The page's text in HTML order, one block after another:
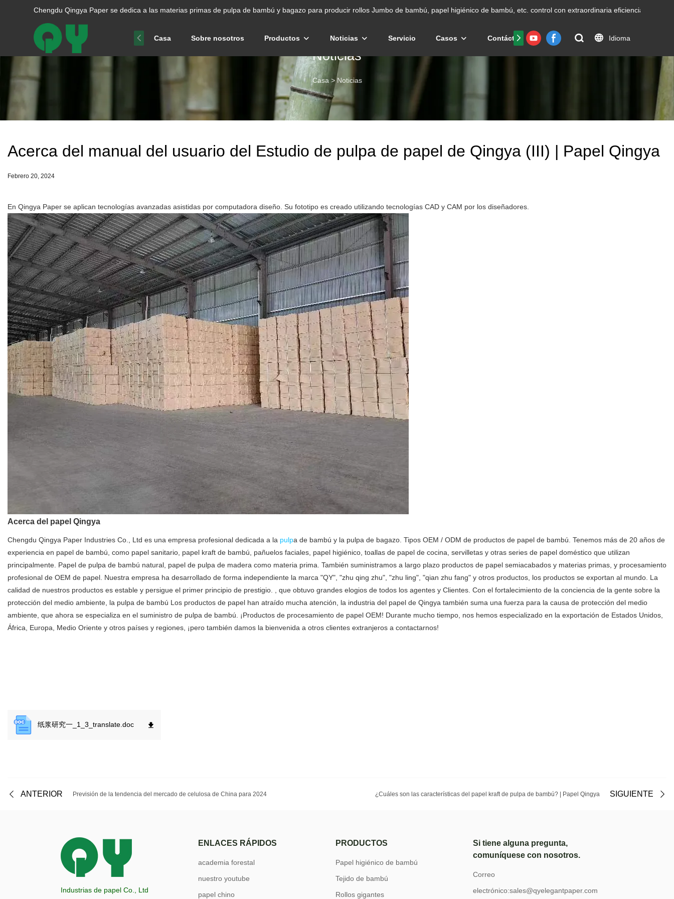
Chengdu Qingya Paper se dedica a las materias primas de pulpa de bambú y bagazo para producir rollos Jumbo de bambú, papel higiénico de bambú, etc. control con extraordinaria eficiencia.
Casa Sobre nosotros Productos Noticias Servicio Casos Contáctenos Preguntas frecuentes
Idioma
Noticias
Casa > Noticias
Acerca del manual del usuario del Estudio de pulpa de papel de Qingya (III) | Papel Qingya
Febrero 20, 2024
En Qingya Paper se aplican tecnologías avanzadas asistidas por computadora diseño. Su fototipo es creado utilizando tecnologías CAD y CAM por los diseñadores.
Acerca del papel Qingya
Chengdu Qingya Paper Industries Co., Ltd es una empresa profesional dedicada a la pulpa de bambú y la pulpa de bagazo. Tipos OEM / ODM de productos de papel de bambú. Tenemos más de 20 años de
experiencia en papel de bambú, como papel sanitario, papel kraft de bambú, pañuelos faciales, papel higiénico, toallas de papel de cocina, servilletas y otras series de papel doméstico que utilizan
principalmente. Papel de pulpa de bambú natural, papel de pulpa de madera como materia prima. También suministramos a largo plazo productos de papel semiacabados y materias primas, y procesamiento
profesional de OEM de papel. Nuestra empresa ha desarrollado de forma independiente la marca "QY", "zhu qing zhu", "zhu ling", "qian zhu fang" y otros productos, los productos se exportan al mundo. La
calidad de nuestros productos es estable y persigue el primer principio de prestigio. , que obtuvo grandes elogios de todos los agentes y Clientes. Con el fortalecimiento de la conciencia de la gente sobre la
protección del medio ambiente, la pulpa de bambú Los productos de papel han atraído mucha atención, la industria del papel de Qingya también suma una fuerza para la causa de protección del medio
ambiente, que ahora se especializa en el suministro de pulpa de bambú. ¡Productos de procesamiento de papel OEM! Durante mucho tiempo, nos hemos especializado en la exportación de Estados Unidos,
África, Europa, Medio Oriente y otros países y regiones, ¡pero también damos la bienvenida a otros clientes extranjeros a contactarnos!
纸浆研究一_1_3_translate. doc
ANTERIOR Previsión de la tendencia del mercado de celulosa de China para 2024 ¿Cuáles son las características del papel kraft de pulpa de bambú? | Papel Qingya SIGUIENTE
Industrias de papel Co., Ltd
ENLACES RÁPIDOS
academia forestal
nuestro youtube
papel chino
PRODUCTOS
Papel higiénico de bambú
Tejido de bambú
Rollos gigantes
Si tiene alguna pregunta,
comuníquese con nosotros.
Correo
electrónico:sales@qyelegantpaper.com